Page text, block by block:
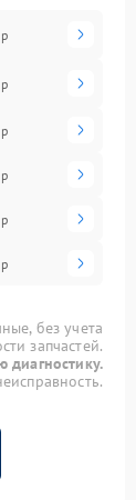
без учета
запчастей.
диагностику.